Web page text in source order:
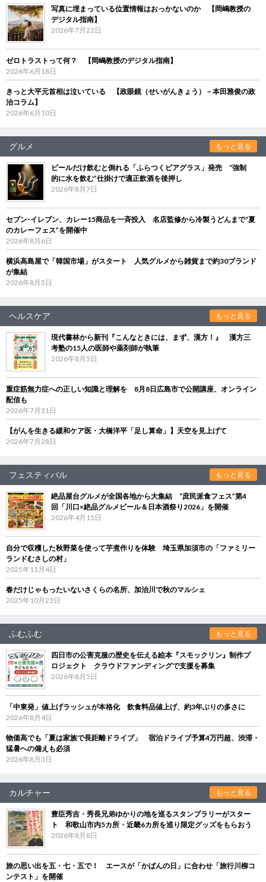
写真に埋まっている位置情報はおっかないのか 【岡嶋教授の
デジタル指南】
2026年7月22日
ゼロトラストって何？ 【岡嶋教授のデジタル指南】
2026年6月18日
きっと大平元首相は泣いている 【政眼鏡（せいがんきょう）－本田雅俊の政
治コラム】
2026年6月10日
グルメ もっと見る
ビールだけ飲むと倒れる「ふらつくビアグラス」発売 “強制
的に水を飲む”仕掛けで適正飲酒を後押し
2026年8月7日
セブン‐イレブン、カレー15商品を一斉投入 名店監修から冷製うどんまで“夏
のカレーフェス”を開催中
2026年8月6日
横浜高島屋で「韓国市場」がスタート 人気グルメから雑貨まで約30ブランド
が集結
2026年8月5日
ヘルスケア もっと見る
現代書林から新刊『こんなときには、まず、漢方！』 漢方三
考塾の15人の医師や薬剤師が執筆
2026年8月5日
重症筋無力症への正しい知識と理解を 8月8日広島市で公開講座、オンライン
配信も
2026年7月31日
【がんを生きる緩和ケア医・大橋洋平「足し算命」】天空を見上げて
2026年7月28日
フェスティバル もっと見る
絶品屋台グルメが全国各地から大集結 “庶民派食フェス”第4
回「川口×絶品グルメビール＆日本酒祭り2026」を開催
2026年4月15日
自分で収穫した秋野菜を使って芋煮作りを体験 埼玉県加須市の「ファミリー
ランドむさしの村」
2025年11月4日
春だけじゃもったいないさくらの名所、加治川で秋のマルシェ
2025年10月23日
ふむふむ もっと見る
四日市の公害克服の歴史を伝える絵本『スモックリン』制作プ
ロジェクト クラウドファンディングで支援を募集
2026年8月5日
「中東発」値上げラッシュが本格化 飲食料品値上げ、約3年ぶりの多さに
2026年8月4日
物価高でも「夏は家族で長距離ドライブ」 宿泊ドライブ予算4万円超、渋滞・
猛暑への備えも必須
2026年8月3日
カルチャー もっと見る
豊臣秀吉・秀長兄弟ゆかりの地を巡るスタンプラリーがスター
ト 和歌山市内5カ所・近畿6カ所を巡り限定グッズをもらおう
2026年8月8日
旅の思い出を五・七・五で！ エースが「かばんの日」に合わせ「旅行川柳コ
ンテスト」を開催